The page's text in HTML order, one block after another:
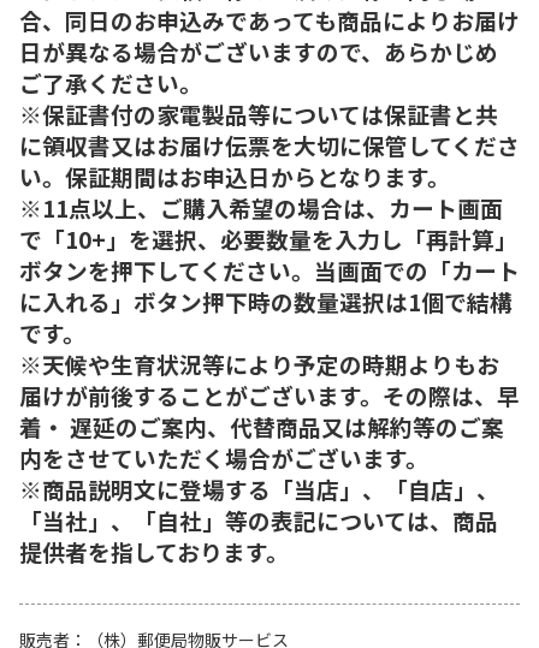
合、同日のお申込みであっても商品によりお届け
日が異なる場合がございますので、あらかじめ
ご了承ください。
※保証書付の家電製品等については保証書と共
に領収書又はお届け伝票を大切に保管してくださ
い。保証期間はお申込日からとなります。
※11点以上、ご購入希望の場合は、カート画面
で「10+」を選択、必要数量を入力し「再計算」
ボタンを押下してください。当画面での「カート
に入れる」ボタン押下時の数量選択は1個で結構
です。
※天候や生育状況等により予定の時期よりもお
届けが前後することがございます。その際は、早
着・ 遅延のご案内、代替商品又は解約等のご案
内をさせていただく場合がございます。
※商品説明文に登場する「当店」、「自店」、
「当社」、「自社」等の表記については、商品
提供者を指しております。
販売者
（株）郵便局物販サービス